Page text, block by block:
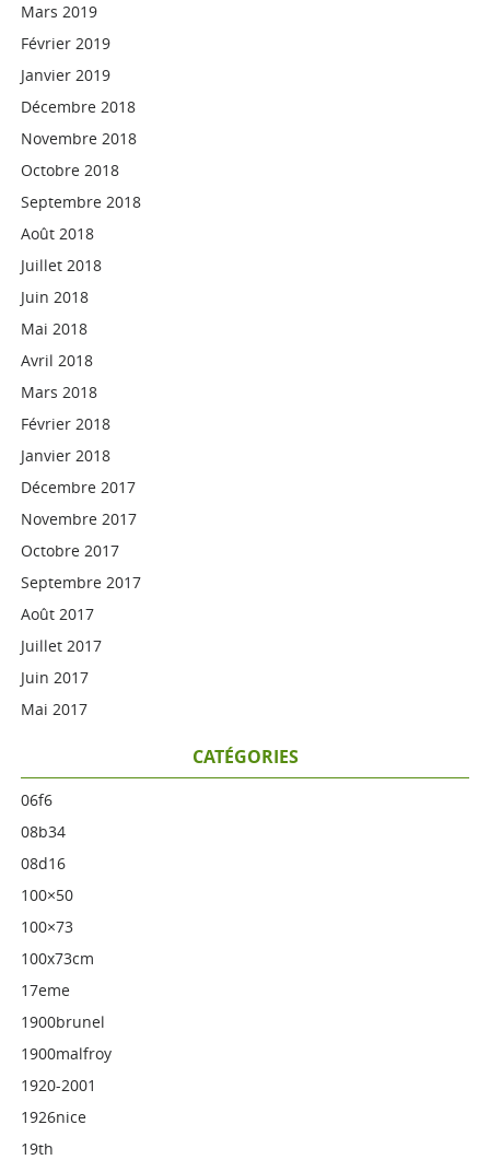
Mars 2019
Février 2019
Janvier 2019
Décembre 2018
Novembre 2018
Octobre 2018
Septembre 2018
Août 2018
Juillet 2018
Juin 2018
Mai 2018
Avril 2018
Mars 2018
Février 2018
Janvier 2018
Décembre 2017
Novembre 2017
Octobre 2017
Septembre 2017
Août 2017
Juillet 2017
Juin 2017
Mai 2017
CATÉGORIES
06f6
08b34
08d16
100×50
100×73
100x73cm
17eme
1900brunel
1900malfroy
1920-2001
1926nice
19th